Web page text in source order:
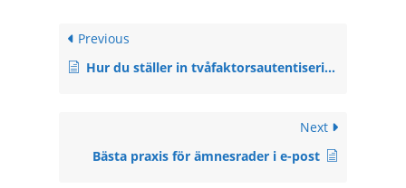
Previous
Hur du ställer in tvåfaktorsautentisering (2FA) för ditt NewsMachine-konto
Next
Bästa praxis för ämnesrader i e-post